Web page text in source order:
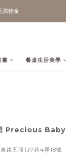
購物金
書 餐桌生活美學
Precious Baby
路五段137巷4弄18號